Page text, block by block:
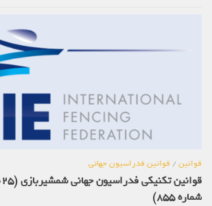
قوانین/ قوانین فدراسیون جهانی
شماره 855)